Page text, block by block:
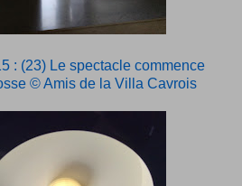
: (23) Le spectacle commence
© Amis de la Villa Cavrois